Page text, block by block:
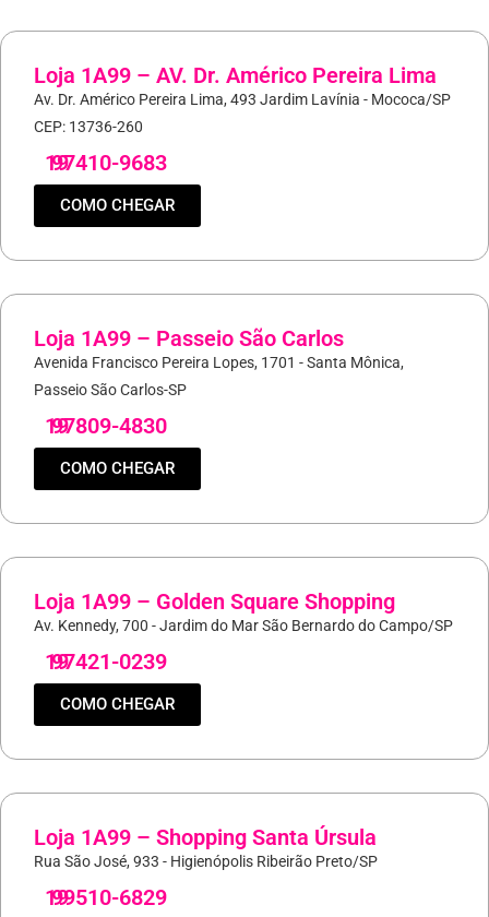
Loja 1A99 – AV. Dr. Américo Pereira Lima
Av. Dr. Américo Pereira Lima, 493 Jardim Lavínia - Mococa/SP
CEP: 13736-260
19
97410-9683
COMO CHEGAR
Loja 1A99 – Passeio São Carlos
Avenida Francisco Pereira Lopes, 1701 - Santa Mônica,
Passeio São Carlos-SP
19
97809-4830
COMO CHEGAR
Loja 1A99 – Golden Square Shopping
Av. Kennedy, 700 - Jardim do Mar São Bernardo do Campo/SP
19
97421-0239
COMO CHEGAR
Loja 1A99 – Shopping Santa Úrsula
Rua São José, 933 - Higienópolis Ribeirão Preto/SP
19
99510-6829